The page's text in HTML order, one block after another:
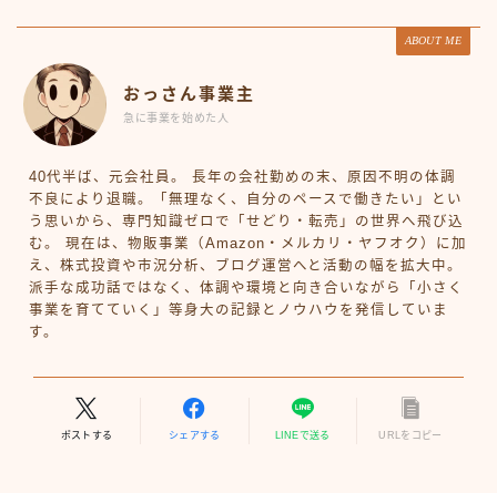
ABOUT ME
おっさん事業主
急に事業を始めた人
40代半ば、元会社員。 長年の会社勤めの末、原因不明の体調
不良により退職。「無理なく、自分のペースで働きたい」とい
う思いから、専門知識ゼロで「せどり・転売」の世界へ飛び込
む。 現在は、物販事業（Amazon・メルカリ・ヤフオク）に加
え、株式投資や市況分析、ブログ運営へと活動の幅を拡大中。
派手な成功話ではなく、体調や環境と向き合いながら「小さく
事業を育てていく」等身大の記録とノウハウを発信していま
す。
ポストする シェアする LINEで送る URLをコピー